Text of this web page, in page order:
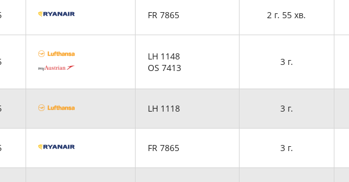
FR 7865 2 г. 55 хв.
LH 1148
OS 7413
3 г.
LH 1118 3 г.
FR 7865 3 г.